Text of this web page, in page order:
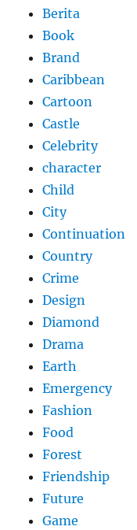
Berita
Book
Brand
Caribbean
Cartoon
Castle
Celebrity
character
Child
City
Continuation
Country
Crime
Design
Diamond
Drama
Earth
Emergency
Fashion
Food
Forest
Friendship
Future
Game